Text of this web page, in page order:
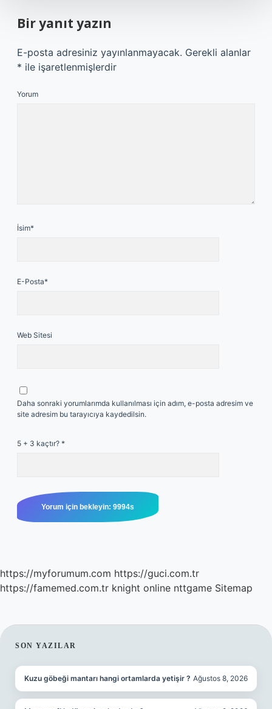
Bir yanıt yazın
E-posta adresiniz yayınlanmayacak. Gerekli alanlar
* ile işaretlenmişlerdir
Yorum
İsim*
E-Posta*
Web Sitesi
Daha sonraki yorumlarımda kullanılması için adım, e-posta adresim ve
site adresim bu tarayıcıya kaydedilsin.
5 + 3 kaçtır? *
https://myforumum.com https://guci.com.tr
https://famemed.com.tr knight online nttgame Sitemap
SIDEBAR
SON YAZILAR
Kuzu göbeği mantarı hangi ortamlarda yetişir ? Ağustos 8, 2026